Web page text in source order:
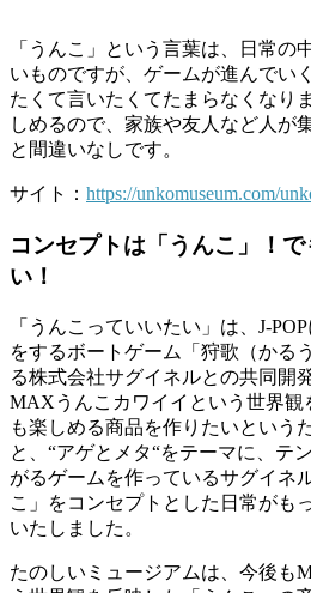
「うんこ」という言葉は、日常の
いものですが、ゲームが進んでい
たくて言いたくてたまらなくなり
しめるので、家族や友人など人が
と間違いなしです。
サイト： https://unkomuseum.com/
コンセプトは「うんこ」！
い！
「うんこっていいたい」は、J-
をするボートゲーム「狩歌（かる
る株式会社サグイネルとの共同開
MAXうんこカワイイという世界観
も楽しめる商品を作りたいという
と、“アゲとメタ“をテーマに、テ
がるゲームを作っているサグイネ
こ」をコンセプトとした日常がも
いたしました。
たのしいミュージアムは、今後も